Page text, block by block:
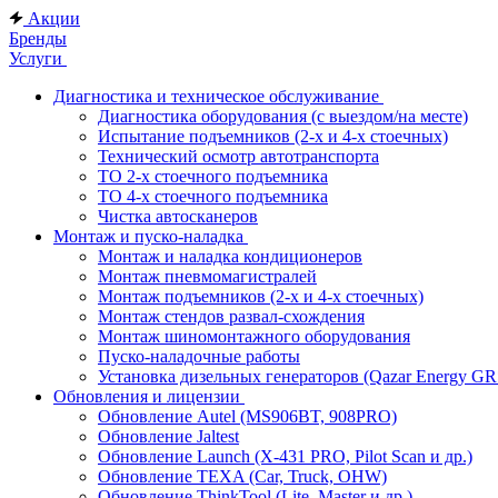
Акции
Бренды
Услуги
Диагностика и техническое обслуживание
Диагностика оборудования (с выездом/на месте)
Испытание подъемников (2-х и 4-х стоечных)
Технический осмотр автотранспорта
ТО 2-х стоечного подъемника
ТО 4-х стоечного подъемника
Чистка автосканеров
Монтаж и пуско-наладка
Монтаж и наладка кондиционеров
Монтаж пневмомагистралей
Монтаж подъемников (2-х и 4-х стоечных)
Монтаж стендов развал-схождения
Монтаж шиномонтажного оборудования
Пуско-наладочные работы
Установка дизельных генераторов (Qazar Energy
Обновления и лицензии
Обновление Autel (MS906BT, 908PRO)
Обновление Jaltest
Обновление Launch (X-431 PRO, Pilot Scan и др.)
Обновление TEXA (Car, Truck, OHW)